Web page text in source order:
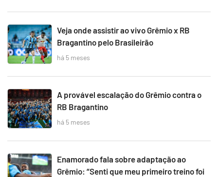
Veja onde assistir ao vivo Grêmio x RB
Bragantino pelo Brasileirão
há 5 meses
A provável escalação do Grêmio contra o
RB Bragantino
há 5 meses
Enamorado fala sobre adaptação ao
Grêmio: “Senti que meu primeiro treino foi